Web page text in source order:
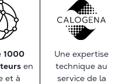
1000
en
et à
Une expertise
technique au
service de la